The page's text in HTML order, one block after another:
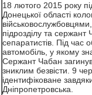
18 лютого 2015 року
Донецької області
підрозділу та сержант
сепаратистів. Під час
автомобіль, у якому
Сержант Чабан
зниклим безвісти. 9
ідентифіковане
Дніпропетровська.